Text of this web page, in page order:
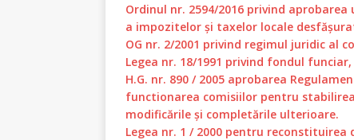
Ordinul nr. 2594/2016 privind
a impozitelor și taxelor locale
OG nr. 2/2001 privind regimul juridic al
Legea nr. 18/1991 privind fondul
H.G. nr. 890 / 2005 aprobarea
functionarea comisiilor pentru
modificările și completările ulterioare.
Legea nr. 1 / 2000 pentru